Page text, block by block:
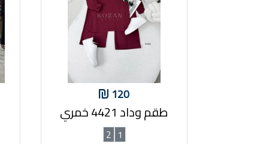
120
طقم وداد 4421 خمري
1
2